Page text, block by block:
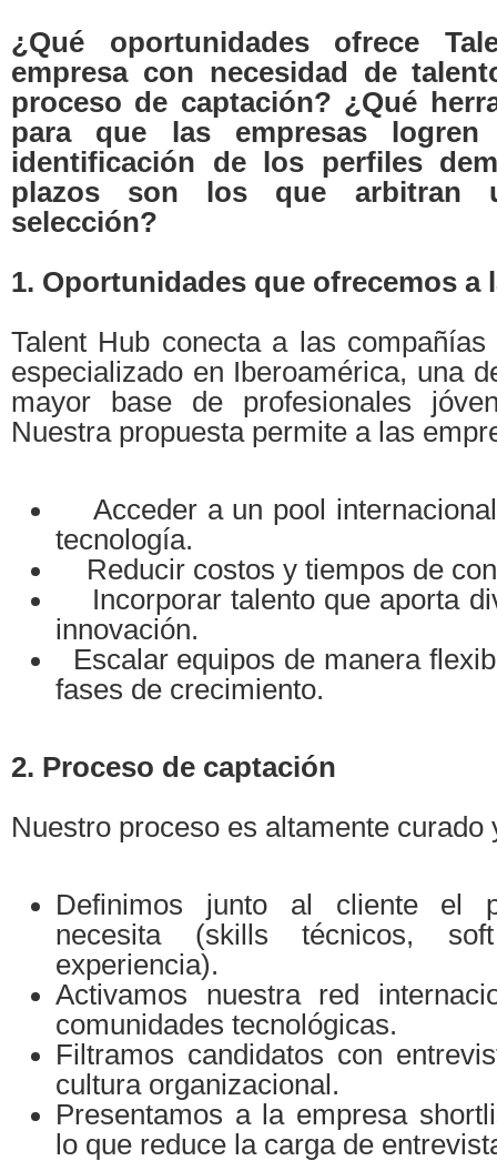
¿Qué oportunidades ofrece
empresa con necesidad de
proceso de captación? ¿Qué
para que las empresas
identificación de los perfiles
plazos son los que arbitran
selección?
1. Oportunidades que ofrecemos a
Talent Hub conecta a las
especializado en Iberoamérica, una
mayor base de profesionales
Nuestra propuesta permite a las
Acceder a un pool
tecnología.
Reducir costos y tiempos de
Incorporar talento que aporta
innovación.
Escalar equipos de manera
fases de crecimiento.
2. Proceso de captación
Nuestro proceso es altamente curado
Definimos junto al cliente el
necesita (skills técnicos,
experiencia).
Activamos nuestra red
comunidades tecnológicas.
Filtramos candidatos con
cultura organizacional.
Presentamos a la empresa
lo que reduce la carga de